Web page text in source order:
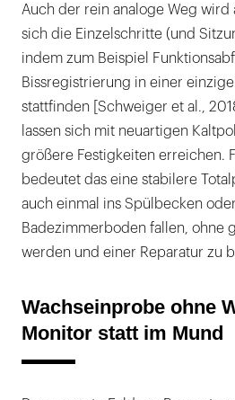
Auch der rein analoge Weg wird
sich die Einzelschritte (und
indem zum Beispiel
Bissregistrierung in einer
stattfinden [Schweiger et al.,
lassen sich mit neuartigen
größere Festigkeiten erreichen.
bedeutet das eine stabilere
auch einmal ins Spülbecken
Badezimmerboden fallen, ohne
werden und einer Reparatur zu
Wachseinprobe ohne
Monitor statt im Mund